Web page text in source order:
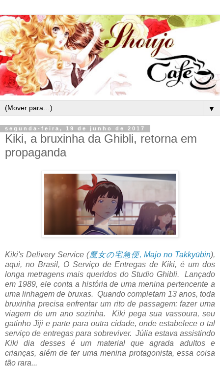
▼
segunda-feira, 19 de junho de 2017
Kiki, a bruxinha da Ghibli, retorna em
propaganda
Kiki's Delivery Service (魔女の宅急便, Majo no Takkyūbin),
aqui, no Brasil, O Serviço de Entregas de Kiki, é um dos
longa metragens mais queridos do Studio Ghibli. Lançado
em 1989, ele conta a história de uma menina pertencente a
uma linhagem de bruxas. Quando completam 13 anos, toda
bruxinha precisa enfrentar um rito de passagem: fazer uma
viagem de um ano sozinha. Kiki pega sua vassoura, seu
gatinho Jiji e parte para outra cidade, onde estabelece o tal
serviço de entregas para sobreviver. Júlia estava assistindo
Kiki dia desses é um material que agrada adultos e
crianças, além de ter uma menina protagonista, essa coisa
tão rara...